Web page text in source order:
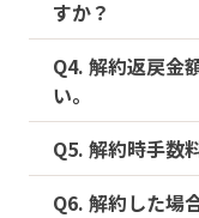
すか？
Q4. 解約返戻金
い。
Q5. 解約時手数
Q6. 解約した場